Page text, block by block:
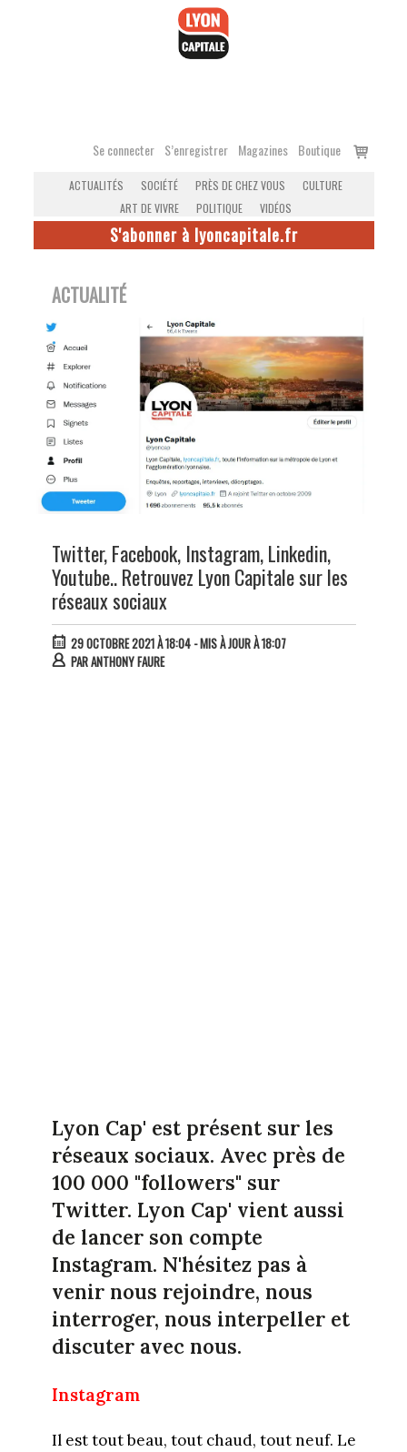
Se connecter S’enregistrer Magazines Boutique
Voir
ACTUALITÉS SOCIÉTÉ PRÈS DE CHEZ VOUS
CULTURE
ART DE VIVRE
POLITIQUE VIDÉOS
S'abonner à lyoncapitale.fr
ACTUALITÉ
Twitter, Facebook, Instagram, Linkedin,
Youtube.. Retrouvez Lyon Capitale sur les
réseaux sociaux
29 OCTOBRE 2021 À 18:04- MIS À JOUR À 18:07
PARANTHONY FAURE
Lyon Cap' est présent sur les
réseaux sociaux. Avec près de
100 000 "followers" sur
Twitter. Lyon Cap' vient aussi
de lancer son compte
Instagram. N'hésitez pas à
venir nous rejoindre, nous
interroger, nous interpeller et
discuter avec nous.
Instagram
Il est tout beau, tout chaud, tout neuf. Le